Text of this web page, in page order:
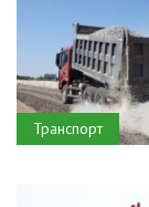
Транспорт